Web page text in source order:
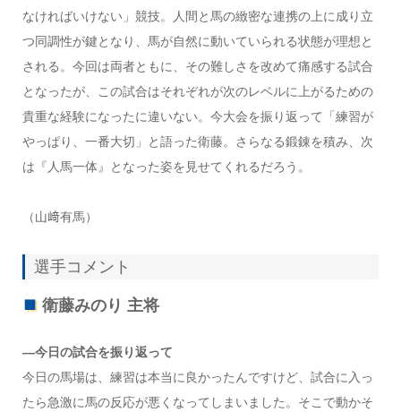
なければいけない」競技。人間と馬の緻密な連携の上に成り立
つ同調性が鍵となり、馬が自然に動いていられる状態が理想と
される。今回は両者ともに、その難しさを改めて痛感する試合
となったが、この試合はそれぞれが次のレベルに上がるための
貴重な経験になったに違いない。今大会を振り返って「練習が
やっぱり、一番大切」と語った衛藤。さらなる鍛錬を積み、次
は『人馬一体』となった姿を見せてくれるだろう。
（山﨑有馬）
選手コメント
衛藤みのり 主将
—今日の試合を振り返って
今日の馬場は、練習は本当に良かったんですけど、試合に入っ
たら急激に馬の反応が悪くなってしまいました。そこで動かそ